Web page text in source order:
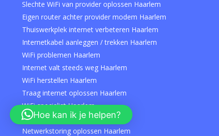
Slechte WiFi van provider oplossen Haarlem
Eigen router achter provider modem Haarlem
Thuiswerkplek internet verbeteren Haarlem
Internetkabel aanleggen / trekken Haarlem
WiFi problemen Haarlem
Internet valt steeds weg Haarlem
WiFi herstellen Haarlem
Traag internet oplossen Haarlem
WiFi specialist Haarlem
Hulp bij WiFi instellen Haarlem
Netwerkstoring oplossen Haarlem
Hoe kan ik je helpen?